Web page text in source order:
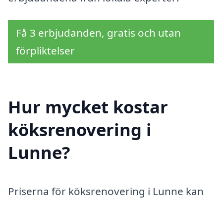
Få 3 erbjudanden, gratis och utan
förpliktelser
Hur mycket kostar
köksrenovering i
Lunne?
Priserna för köksrenovering i Lunne kan